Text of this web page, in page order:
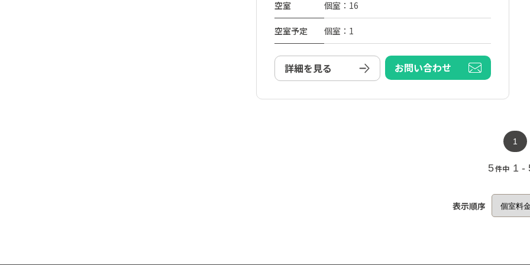
空室 個室：16
空室予定 個室：1
詳細を見る お問い合わせ
1
5件中 1 -
表示順序